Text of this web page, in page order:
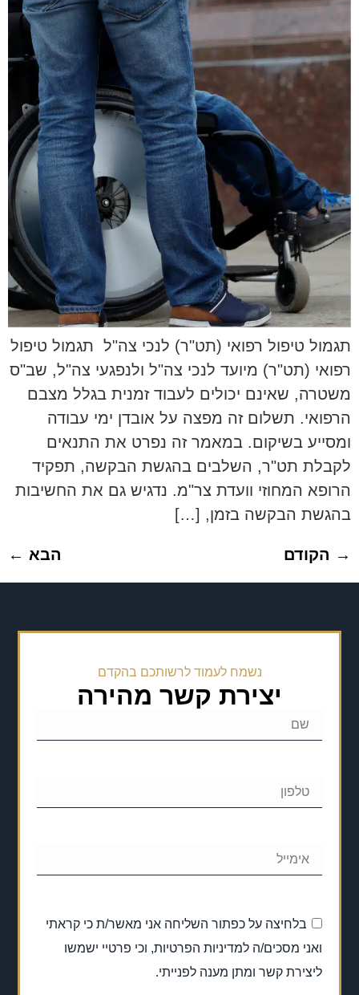
תגמול טיפול רפואי (תט"ר) לנכי צה"ל תגמול טיפול
רפואי (תט"ר) מיועד לנכי צה"ל ולנפגעי צה"ל, שב"ס
משטרה, שאינם יכולים לעבוד זמנית בגלל מצבם
הרפואי. תשלום זה מפצה על אובדן ימי עבודה
ומסייע בשיקום. במאמר זה נפרט את התנאים
לקבלת תט"ר, השלבים בהגשת הבקשה, תפקיד
הרופא המחוזי וועדת צר"מ. נדגיש גם את החשיבות
בהגשת הבקשה בזמן, […]
→ הקודם הבא ←
נשמח לעמוד לרשותכם בהקדם
יצירת קשר מהירה
בלחיצה על כפתור השליחה אני מאשר/ת כי קראתי
ואני מסכים/ה למדיניות הפרטיות, וכי פרטיי ישמשו
ליצירת קשר ומתן מענה לפנייתי.